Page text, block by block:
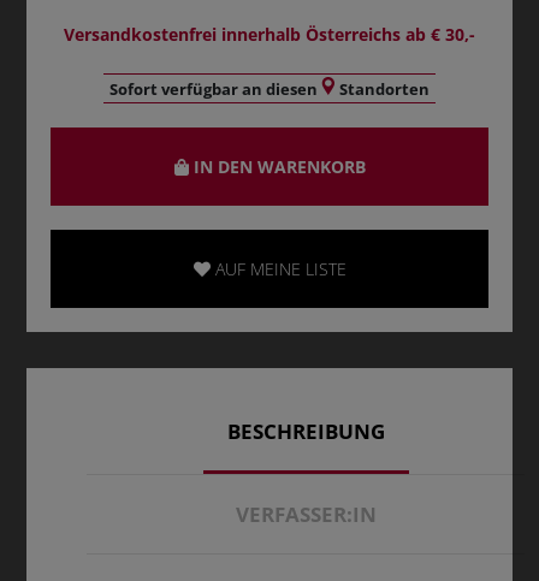
Versandkostenfrei innerhalb Österreichs ab € 30,-
Sofort verfügbar an diesen Standorten
IN DEN WARENKORB
AUF MEINE LISTE
BESCHREIBUNG
VERFASSER:IN